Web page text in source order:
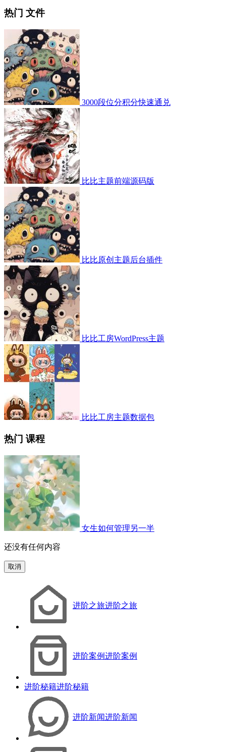
热门 文件
3000段位分积分快速通兑
比比主题前端源码版
比比原创主题后台插件
比比工房WordPress主题
比比工房主题数据包
热门 课程
女生如何管理另一半
还没有任何内容
取消
进阶之旅进阶之旅
进阶案例进阶案例
进阶秘籍进阶秘籍
进阶新闻进阶新闻